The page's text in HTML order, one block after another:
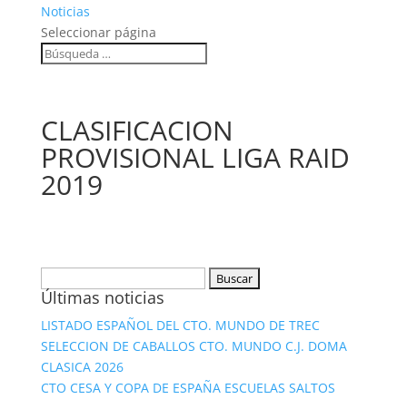
Noticias
Seleccionar página
CLASIFICACION
PROVISIONAL LIGA RAID
2019
Últimas noticias
LISTADO ESPAÑOL DEL CTO. MUNDO DE TREC
SELECCION DE CABALLOS CTO. MUNDO C.J. DOMA
CLASICA 2026
CTO CESA Y COPA DE ESPAÑA ESCUELAS SALTOS